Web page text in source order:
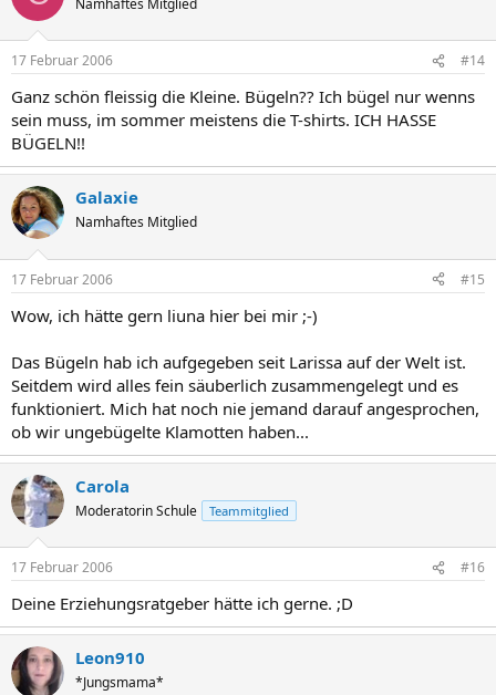
17 Februar 2006 #14
Ganz schön fleissig die Kleine. Bügeln?? Ich bügel nur wenns
sein muss, im sommer meistens die T-shirts. ICH HASSE
BÜGELN!!
Galaxie
Namhaftes Mitglied
17 Februar 2006 #15
Wow, ich hätte gern liuna hier bei mir ;-)
Das Bügeln hab ich aufgegeben seit Larissa auf der Welt ist.
Seitdem wird alles fein säuberlich zusammengelegt und es
funktioniert. Mich hat noch nie jemand darauf angesprochen,
ob wir ungebügelte Klamotten haben...
Carola
Moderatorin Schule Teammitglied
17 Februar 2006 #16
Deine Erziehungsratgeber hätte ich gerne. ;D
Leon910
*Jungsmama*